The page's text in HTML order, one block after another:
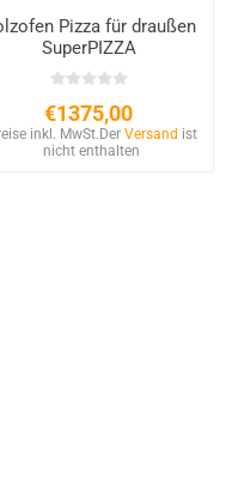
Pizza für draußen
SuperPIZZA
€1375,00
inkl. MwSt. Der Versand ist
nicht enthalten